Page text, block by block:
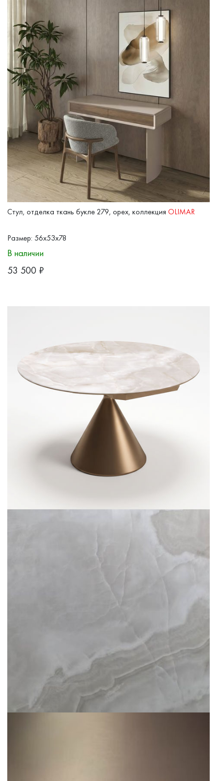
Стул, отделка ткань букле 279, орех, коллекция OLIMAR
Размер: 56x53x78
В наличии
53 500 ₽